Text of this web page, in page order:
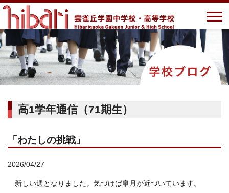
高1学年通信（71期生）
「わたしの挑戦」
2026/04/27
新しい週となりました。気づけば皐月が近づいています。